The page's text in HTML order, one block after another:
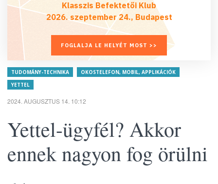
Klasszis Befektetői Klub
2026. szeptember 24., Budapest
FOGLALJA LE HELYÉT MOST >>
TUDOMÁNY-TECHNIKA
OKOSTELEFON, MOBIL, APPLIKÁCIÓK
YETTEL
2024. AUGUSZTUS 14. 10:12
Yettel-ügyfél? Akkor
ennek nagyon fog örülni